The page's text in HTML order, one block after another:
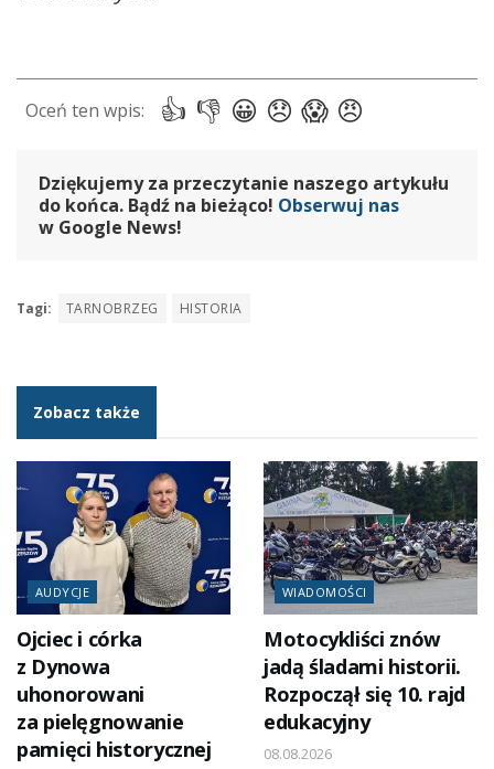
Dziękujemy za przeczytanie naszego artykułu
do końca. Bądź na bieżąco! Obserwuj nas
w Google News!
Tagi: TARNOBRZEG HISTORIA
Zobacz także
AUDYCJE
Ojciec i córka
z Dynowa
uhonorowani
za pielęgnowanie
pamięci historycznej
WIADOMOŚCI
Motocykliści znów
jadą śladami historii.
Rozpoczął się 10. rajd
edukacyjny
08.08.2026